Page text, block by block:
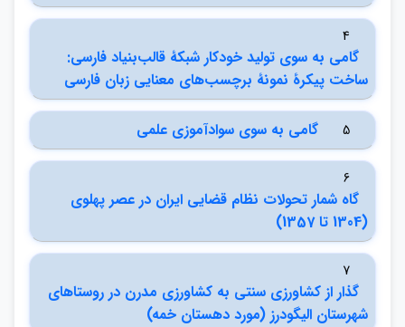
4
گامي به سوي توليد خودكار شبكۀ قالب‌بنياد فارسي:
ساخت پيكرۀ نمونۀ برچسب‌هاي معنايي زبان فارسي
5 گامي به سوي سوادآموزي علمي
6
گاه شمار تحولات نظام قضايي ايران در عصر پهلوي
(1304 تا 1357)
7
گذار از كشاورزي سنتي به كشاورزي مدرن در روستاهاي
شهرستان اليگودرز (مورد دهستان خمه)